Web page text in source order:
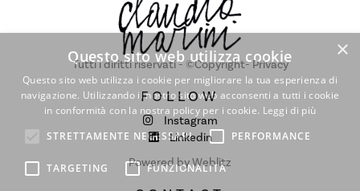
Tutti i diritti riservati - ©Copyright-Privacy
FOLLOW
Instagram
Linkedin
Powered by Weblitz
×
Questo sito web utilizza cookie
Questo sito web utilizza i cookie per migliorare la tua esperienza di
navigazione. Utilizzando il nostro sito web acconsenti a tutti i cookie
in conformità con la nostra policy per i cookie. Leggi di più
STRETTAMENTE NECESSARI
PERFORMANCE
TARGETING FUNZIONALITÀ